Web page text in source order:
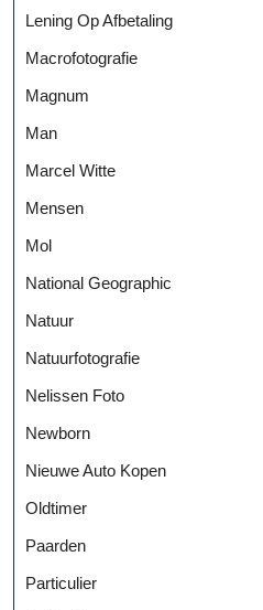
Lening Op Afbetaling
Macrofotografie
Magnum
Man
Marcel Witte
Mensen
Mol
National Geographic
Natuur
Natuurfotografie
Nelissen Foto
Newborn
Nieuwe Auto Kopen
Oldtimer
Paarden
Particulier